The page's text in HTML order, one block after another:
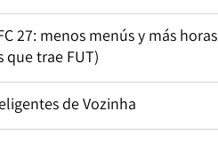
27: menos menús y más horas
que trae FUT)
de Vozinha